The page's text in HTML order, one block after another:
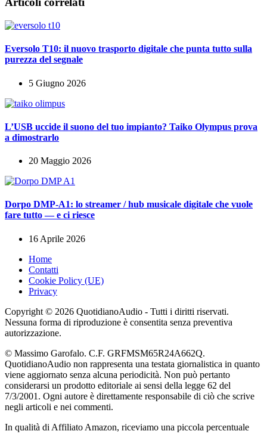
Eversolo T10: il nuovo trasporto digitale che punta tutto sulla
purezza del segnale
5 Giugno 2026
L’USB uccide il suono del tuo impianto? Taiko Olympus prova
a dimostrarlo
20 Maggio 2026
Dorpo DMP-A1: lo streamer / hub musicale digitale che vuole
fare tutto — e ci riesce
16 Aprile 2026
Home
Contatti
Cookie Policy (UE)
Privacy
Copyright © 2026 QuotidianoAudio - Tutti i diritti riservati.
Nessuna forma di riproduzione è consentita senza preventiva
autorizzazione.
© Massimo Garofalo. C.F. GRFMSM65R24A662Q.
QuotidianoAudio non rappresenta una testata giornalistica in quanto
viene aggiornato senza alcuna periodicità. Non può pertanto
considerarsi un prodotto editoriale ai sensi della legge 62 del
7/3/2001. Ogni autore è direttamente responsabile di ciò che scrive
negli articoli e nei commenti.
In qualità di Affiliato Amazon, riceviamo una piccola percentuale